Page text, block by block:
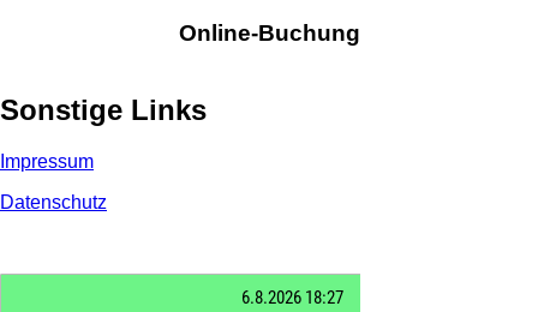
Online-Buchung
Sonstige Links
Impressum
Datenschutz